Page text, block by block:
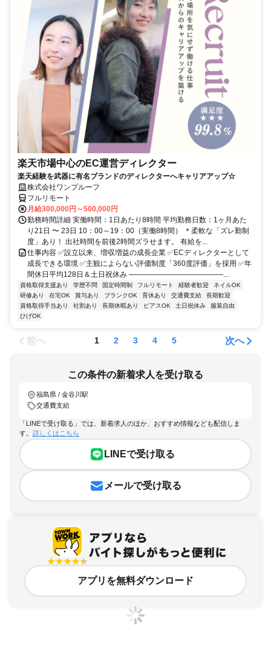
楽天市場中心のEC運営ディレクター
楽天経験を武器に有名ブランドのディレクターへキャリアアップ☆
株式会社ワンプルーフ
フルリモート
月給300,000円～500,000円
勤務時間詳細 実働時間：1日あたり8時間 平均勤務日数：1ヶ月あた
り21日 〜 23日 10：00～19：00（実働8時間） ＊柔軟な「ズレ勤制
度」あり！ 出社時間を前後2時間ズラせます。 有給を...
仕事内容 ✅設立以来、増収増益の成長企業 ✅ECディレクターとして
成長できる環境 ✅主観によらない評価制度「360度評価」を採用 ✅年
間休日平均128日＆土日祝休み ―――――――――――――...
資格取得支援あり 学歴不問 固定時間制 フルリモート 経験者歓迎
ネイルOK
研修あり
在宅OK 賞与あり ブランクOK 育休あり 交通費支給
長期歓迎
資格取得手当あり
社割あり 長期休暇あり ピアスOK 土日祝休み
服装自由
ひげOK
前へ 1 2 3 4 5 次へ
この条件の新着求人を受け取る
福島県 / 金谷川駅
交通費支給
「LINEで受け取る」では、新着求人のほか、おすすめ情報なども配信しま
す。 詳しくはこちら
LINEで受け取る
メールで受け取る
アプリを無料ダウンロード